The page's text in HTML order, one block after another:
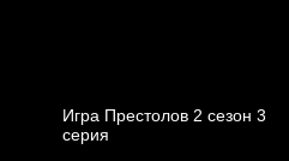
Игра Престолов 2 cезон 3
cерия